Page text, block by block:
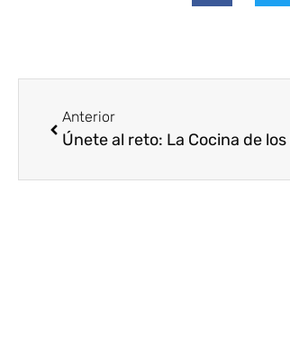
Anterior